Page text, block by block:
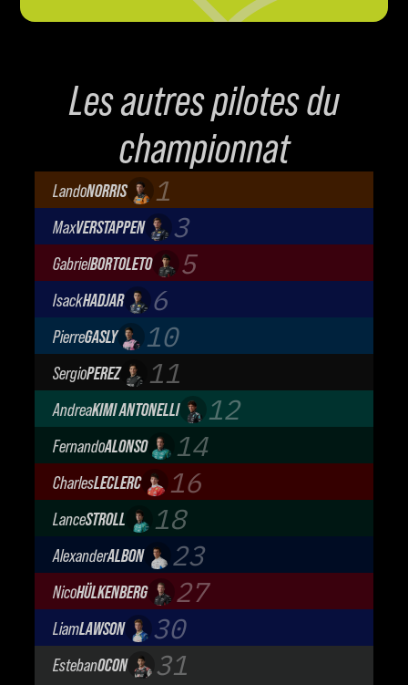
Les autres pilotes du
championnat
LandoNORRIS 1
McLaren Mastercard F1 Team
MaxVERSTAPPEN 3
Oracle Red Bull Racing
GabrielBORTOLETO 5
Audi Revolut F1 Team
IsackHADJAR 6
Oracle Red Bull Racing
PierreGASLY 10
BWT Alpine Formula One Team
SergioPEREZ 11
Cadillac Formula 1 Team
AndreaKIMI ANTONELLI 12
Mercedes-AMG Petronas F1 Team
FernandoALONSO 14
Aston Martin Aramco F1 Team
CharlesLECLERC 16
Scuderia Ferrari
LanceSTROLL 18
Aston Martin Aramco F1 Team
AlexanderALBON 23
Atlassian Williams F1 Team
NicoHÜLKENBERG 27
Audi Revolut F1 Team
LiamLAWSON 30
Visa Cash App Racing Bulls
EstebanOCON 31